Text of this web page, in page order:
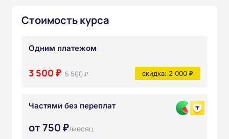
Стоимость курса
Одним платежом
3 500 ₽ 5 500 ₽ скидка: 2 000 ₽
Частями без переплат
от 750 ₽/месяц